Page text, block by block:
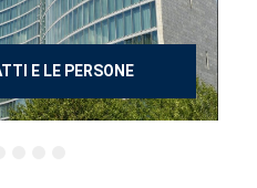
MANZONI